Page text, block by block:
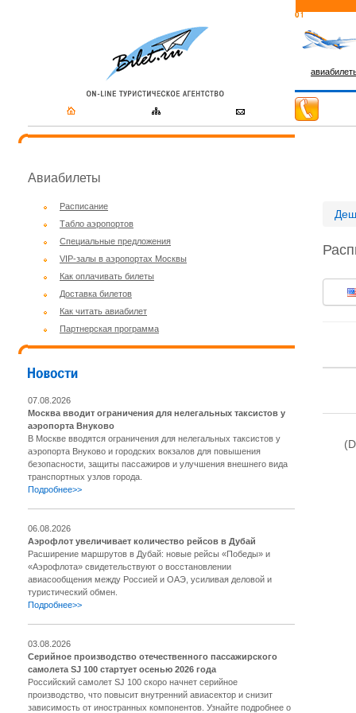
Авиабилеты
Расписание
Табло аэропортов
Специальные предложения
VIP-залы в аэропортах Москвы
Как оплачивать билеты
Доставка билетов
Как читать авиабилет
Партнерская программа
07.08.2026
Москва вводит ограничения для нелегальных таксистов у
аэропорта Внуково
В Москве вводятся ограничения для нелегальных таксистов у
аэропорта Внуково и городских вокзалов для повышения
безопасности, защиты пассажиров и улучшения внешнего вида
транспортных узлов города.
Подробнее>>
06.08.2026
Аэрофлот увеличивает количество рейсов в Дубай
Расширение маршрутов в Дубай: новые рейсы «Победы» и
«Аэрофлота» свидетельствуют о восстановлении
авиасообщения между Россией и ОАЭ, усиливая деловой и
туристический обмен.
Подробнее>>
03.08.2026
Серийное производство отечественного пассажирского
самолета SJ 100 стартует осенью 2026 года
Российский самолет SJ 100 скоро начнет серийное
производство, что повысит внутренний авиасектор и снизит
зависимость от иностранных компонентов. Узнайте подробнее о